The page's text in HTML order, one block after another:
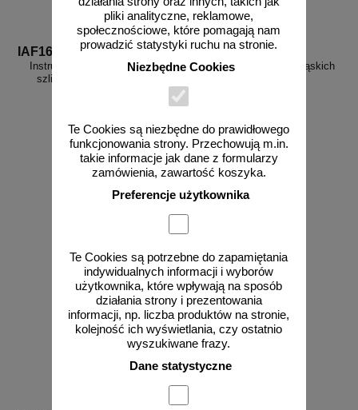
pliki analityczne, reklamowe,
społecznościowe, które pomagają nam
prowadzić statystyki ruchu na stronie.
Niezbędne Cookies
Te Cookies są niezbędne do prawidłowego
funkcjonowania strony. Przechowują m.in.
takie informacje jak dane z formularzy
zamówienia, zawartość koszyka.
Preferencje użytkownika
Te Cookies są potrzebne do zapamiętania
indywidualnych informacji i wyborów
użytkownika, które wpływają na sposób
działania strony i prezentowania
informacji, np. liczba produktów na stronie,
kolejność ich wyświetlania, czy ostatnio
wyszukiwane frazy.
Dane statystyczne
IAF16
Instrukcja BHP przy obsłudze
szlifierki tarczowej - IAF16
od 10,76 zł
do koszyka
IAF17
Instrukcja okleiniarki do wąskich
od 10,76 zł
do koszyka